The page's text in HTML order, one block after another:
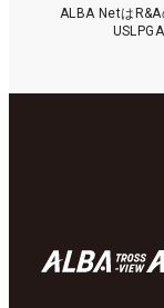
ALBA Netは